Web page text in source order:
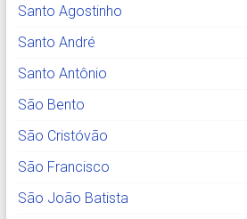
Santo Agostinho
Santo André
Santo Antônio
São Bento
São Cristóvão
São Francisco
São João Batista